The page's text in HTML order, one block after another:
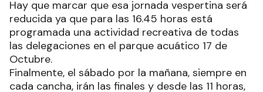
Hay que marcar que esa jornada vespertina será
reducida ya que para las 16.45 horas está
programada una actividad recreativa de todas
las delegaciones en el parque acuático 17 de
Octubre.
Finalmente, el sábado por la mañana, siempre en
cada cancha, irán las finales y desde las 11 horas,